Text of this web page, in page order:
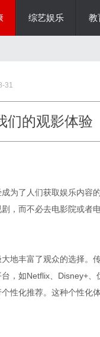
综艺娱乐 教
31
们的观影体验
为了人们获取娱乐内容
，而不必去电影院或者
地丰富了观众的选择。
，如Netflix、Disney+
性化推荐。这种个性化